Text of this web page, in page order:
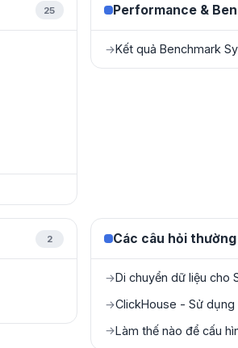
25 Performance &
→Kết quả Benchmark
2 Các câu hỏi thường
→Di chuyển dữ liệu cho
→ClickHouse - Sử dụng
→Làm thế nào để cấu